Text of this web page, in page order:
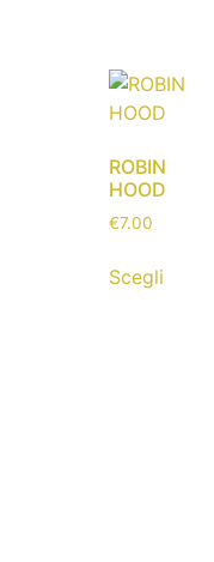
ROBIN
HOOD
€7.00
Scegli